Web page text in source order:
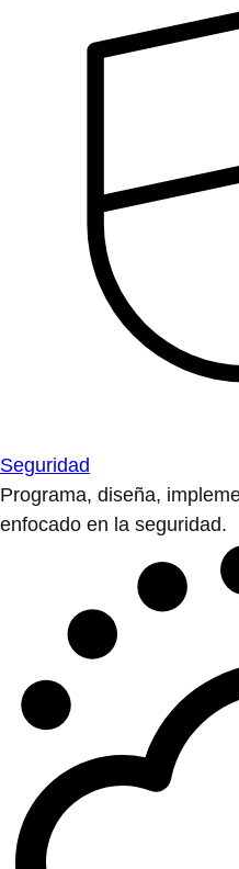
Seguridad
Programa, diseña,
enfocado en la seguridad.